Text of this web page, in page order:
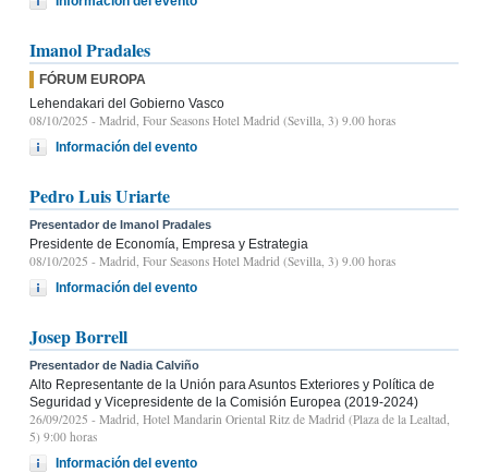
Imanol Pradales
FÓRUM EUROPA
Lehendakari del Gobierno Vasco
08/10/2025 - Madrid, Four Seasons Hotel Madrid (Sevilla, 3) 9.00 horas
Información del evento
Pedro Luis Uriarte
Presentador de Imanol Pradales
Presidente de Economía, Empresa y Estrategia
08/10/2025 - Madrid, Four Seasons Hotel Madrid (Sevilla, 3) 9.00 horas
Información del evento
Josep Borrell
Presentador de Nadia Calviño
Alto Representante de la Unión para Asuntos Exteriores y Política de
Seguridad y Vicepresidente de la Comisión Europea (2019-2024)
26/09/2025 - Madrid, Hotel Mandarin Oriental Ritz de Madrid (Plaza de la Lealtad,
5) 9:00 horas
Información del evento